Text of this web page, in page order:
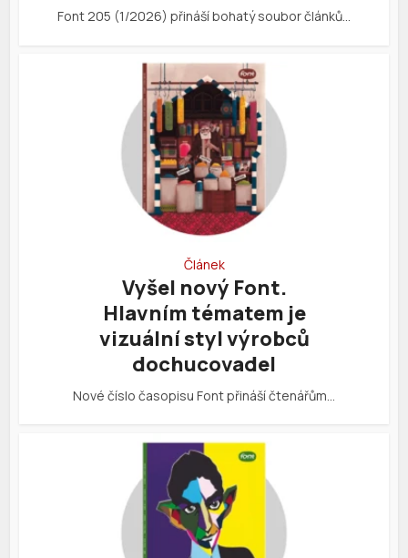
Font 205 (1/2026) přináší bohatý soubor článků…
Článek
Vyšel nový Font.
Hlavním tématem je
vizuální styl výrobců
dochucovadel
Nové číslo časopisu Font přináší čtenářům…